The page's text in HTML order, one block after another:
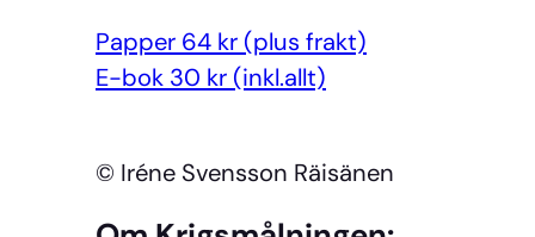
Papper 64 kr (plus frakt)
E-bok 30 kr (inkl.allt)
© Iréne Svensson Räisänen